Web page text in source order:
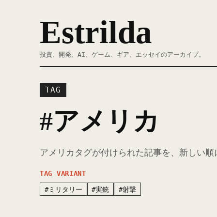
Estrilda
投資、開発、AI、ゲーム、ギア、エッセイのアーカイブ。
TAG
#アメリカ
アメリカタグが付けられた記事を、新しい順
TAG VARIANT
#ミリタリー #実銃 #射撃